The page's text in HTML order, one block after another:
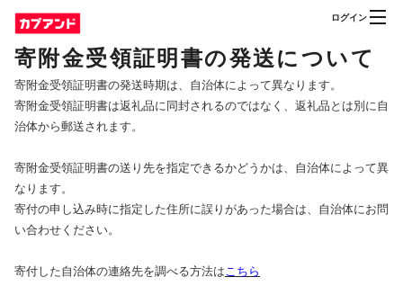
ログイン
寄附金受領証明書の発送について
寄附金受領証明書の発送時期は、自治体によって異なります。
寄附金受領証明書は返礼品に同封されるのではなく、返礼品とは別に自
治体から郵送されます。
寄附金受領証明書の送り先を指定できるかどうかは、自治体によって異
なります。
寄付の申し込み時に指定した住所に誤りがあった場合は、自治体にお問
い合わせください。
寄付した自治体の連絡先を調べる方法はこちら